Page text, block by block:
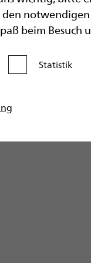
beim Besuch
Statistik